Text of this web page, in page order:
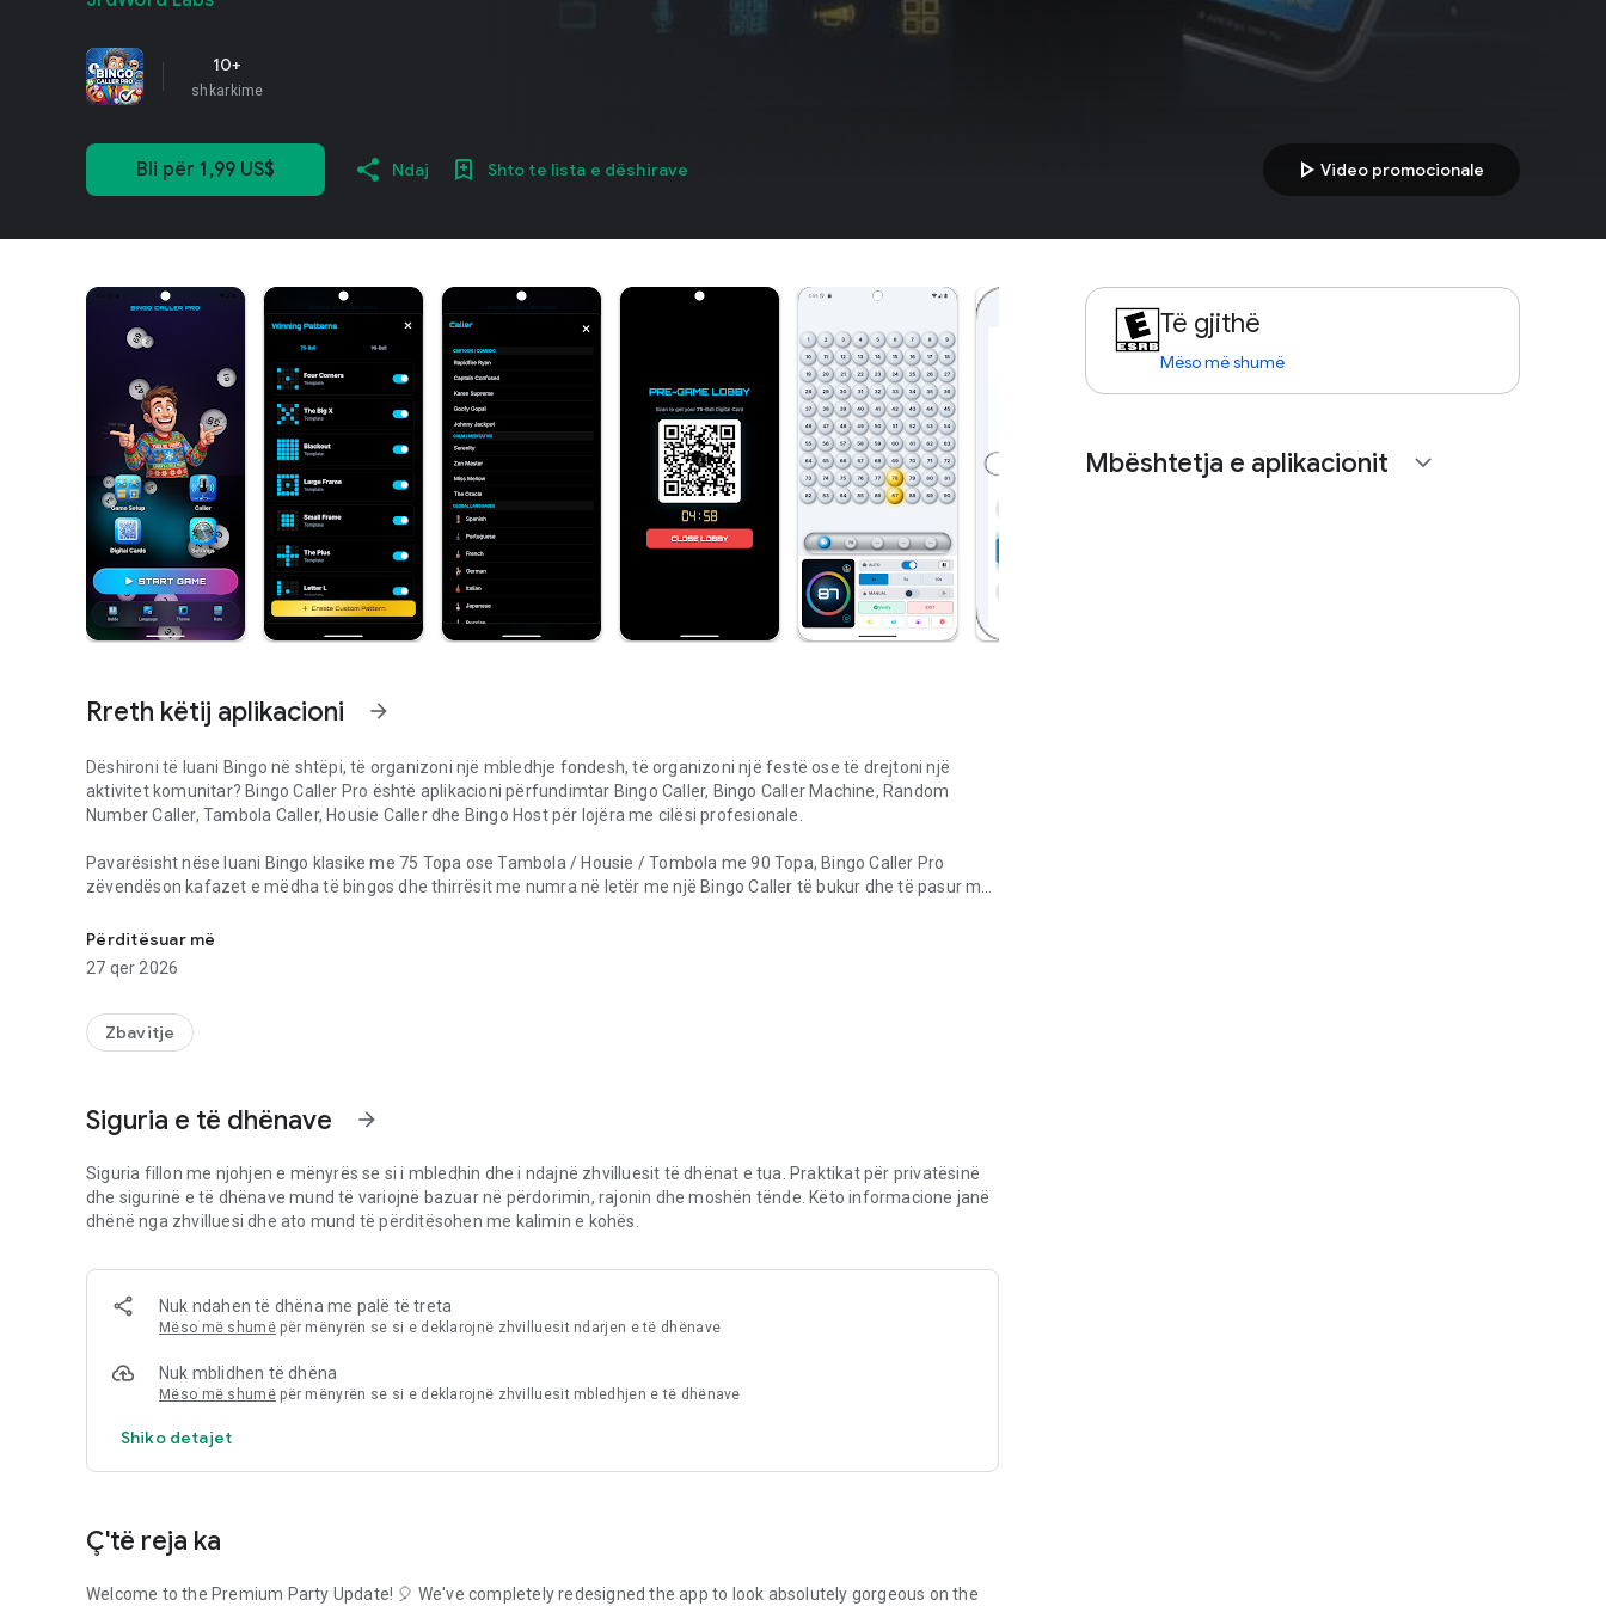
10+
shkarkime
Bli për 1,99 US$ Ndaj Shto te lista e dëshirave play_arrow Video promocionale
Rreth këtij aplikacioni arrow_forward
Dëshironi të luani Bingo në shtëpi, të organizoni një mbledhje fondesh, të organizoni një festë ose të drejtoni një
aktivitet komunitar? Bingo Caller Pro është aplikacioni përfundimtar Bingo Caller, Bingo Caller Machine, Random
Number Caller, Tambola Caller, Housie Caller dhe Bingo Host për lojëra me cilësi profesionale.
Pavarësisht nëse luani Bingo klasike me 75 Topa ose Tambola / Housie / Tombola me 90 Topa, Bingo Caller Pro
zëvendëson kafazet e mëdha të bingos dhe thirrësit me numra në letër me një Bingo Caller të bukur dhe të pasur me
projektorin tuaj.
🏆 KARAKTERISTIKA PREMIUM TË HOSTIMIT
Organizoni lojëra të rehatshme nga telefoni juaj ose kaloni menjëherë në modalitetin horizontal për të shfaqur një
Telefonit dhe Modalitetit të TV në çdo kohë pa ndërprerë lojën tuaj.
🖨️ Kartat Virtuale Dixhitale të Bingos
Analoni plotësisht printimin. Shfaqni një kod të madh QR që u lejon lojtarëve të gjenerojnë menjëherë kartat virtuale të
Bingos me 75 Topa ose Tambola me 90 Topa në telefonat e tyre inteligjentë duke përdorur çdo shfletues interneti.
🗣️ Thirrës Zëror Shumëgjuhësh
Përditësuar më
27 qer 2026
Zbavitje
Siguria e të dhënave arrow_forward
Siguria fillon me njohjen e mënyrës se si i mbledhin dhe i ndajnë zhvilluesit të dhënat e tua. Praktikat për privatësinë
dhe sigurinë e të dhënave mund të variojnë bazuar në përdorimin, rajonin dhe moshën tënde. Këto informacione janë
dhënë nga zhvilluesi dhe ato mund të përditësohen me kalimin e kohës.
Nuk ndahen të dhëna me palë të treta
Mëso më shumëpër mënyrën se si e deklarojnë zhvilluesit ndarjen e të dhënave
Nuk mblidhen të dhëna
Mëso më shumëpër mënyrën se si e deklarojnë zhvilluesit mbledhjen e të dhënave
Shiko detajet
Ç'të reja ka
Welcome to the Premium Party Update! 🎈 We've completely redesigned the app to look absolutely gorgeous on the
Të gjithë
Mëso më shumë
Mbështetja e aplikacionit expand_more